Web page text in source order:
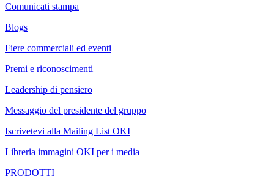
Comunicati stampa
Blogs
Fiere commerciali ed eventi
Premi e riconoscimenti
Leadership di pensiero
Messaggio del presidente del gruppo
Iscrivetevi alla Mailing List OKI
Libreria immagini OKI per i media
PRODOTTI